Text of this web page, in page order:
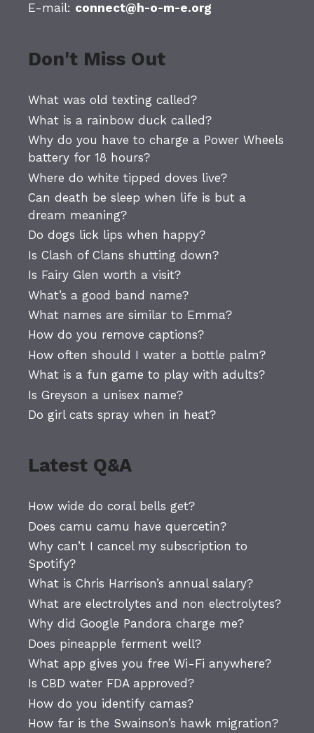
E-mail: connect@h-o-m-e.org
Don't Miss Out
What was old texting called?
What is a rainbow duck called?
Why do you have to charge a Power Wheels
battery for 18 hours?
Where do white tipped doves live?
Can death be sleep when life is but a
dream meaning?
Do dogs lick lips when happy?
Is Clash of Clans shutting down?
Is Fairy Glen worth a visit?
What’s a good band name?
What names are similar to Emma?
How do you remove captions?
How often should I water a bottle palm?
What is a fun game to play with adults?
Is Greyson a unisex name?
Do girl cats spray when in heat?
Latest Q&A
How wide do coral bells get?
Does camu camu have quercetin?
Why can’t I cancel my subscription to
Spotify?
What is Chris Harrison’s annual salary?
What are electrolytes and non electrolytes?
Why did Google Pandora charge me?
Does pineapple ferment well?
What app gives you free Wi-Fi anywhere?
Is CBD water FDA approved?
How do you identify camas?
How far is the Swainson’s hawk migration?